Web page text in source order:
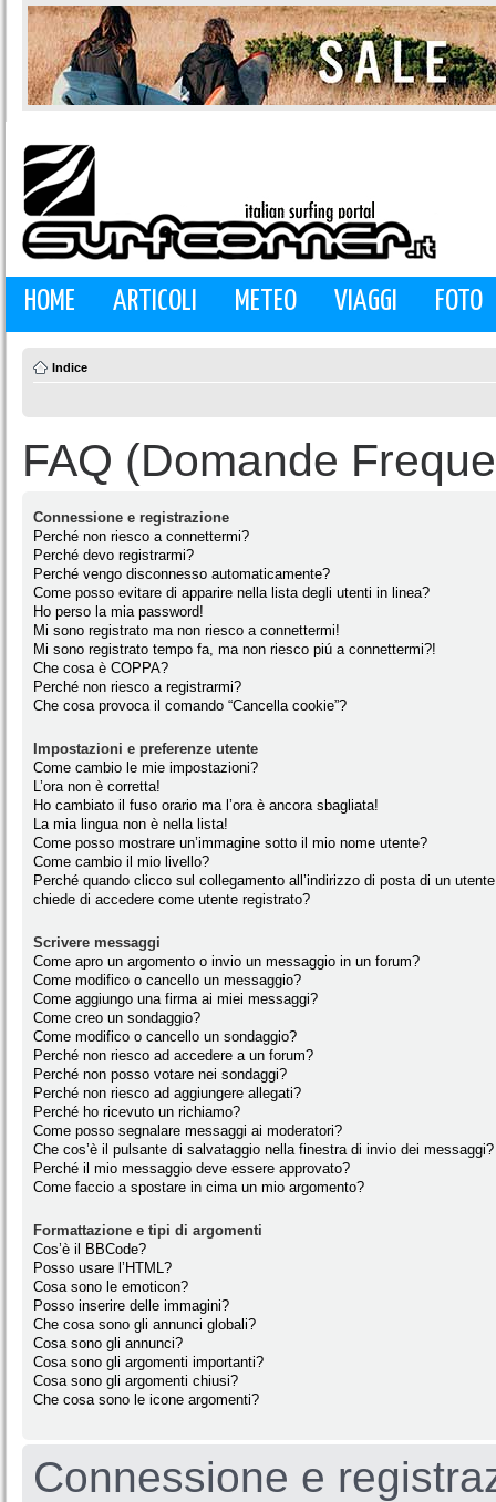
HOME ARTICOLI METEO VIAGGI FOTO
Indice
FAQ (Domande
Connessione e registrazione
Perché non riesco a connettermi?
Perché devo registrarmi?
Perché vengo disconnesso automaticamente?
Come posso evitare di apparire nella lista degli utenti in linea?
Ho perso la mia password!
Mi sono registrato ma non riesco a connettermi!
Mi sono registrato tempo fa, ma non riesco piú a connettermi?!
Che cosa è COPPA?
Perché non riesco a registrarmi?
Che cosa provoca il comando “Cancella cookie”?
Impostazioni e preferenze utente
Come cambio le mie impostazioni?
L’ora non è corretta!
Ho cambiato il fuso orario ma l’ora è ancora sbagliata!
La mia lingua non è nella lista!
Come posso mostrare un’immagine sotto il mio nome utente?
Come cambio il mio livello?
Perché quando clicco sul collegamento all’indirizzo di posta di un
chiede di accedere come utente registrato?
Scrivere messaggi
Come apro un argomento o invio un messaggio in un forum?
Come modifico o cancello un messaggio?
Come aggiungo una firma ai miei messaggi?
Come creo un sondaggio?
Come modifico o cancello un sondaggio?
Perché non riesco ad accedere a un forum?
Perché non posso votare nei sondaggi?
Perché non riesco ad aggiungere allegati?
Perché ho ricevuto un richiamo?
Come posso segnalare messaggi ai moderatori?
Che cos’è il pulsante di salvataggio nella finestra di invio dei messaggi?
Perché il mio messaggio deve essere approvato?
Come faccio a spostare in cima un mio argomento?
Formattazione e tipi di argomenti
Cos’è il BBCode?
Posso usare l’HTML?
Cosa sono le emoticon?
Posso inserire delle immagini?
Che cosa sono gli annunci globali?
Cosa sono gli annunci?
Cosa sono gli argomenti importanti?
Cosa sono gli argomenti chiusi?
Che cosa sono le icone argomenti?
Connessione e